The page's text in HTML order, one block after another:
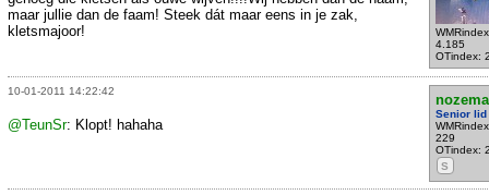
4.185
OTindex:
maar jullie dan de faam! Steek dát maar eens in je zak,
kletsmajoor!
10-01-2011 14:22:42
nozema
Senior lid
229
OTindex:
S
@TeunSr: Klopt! hahaha